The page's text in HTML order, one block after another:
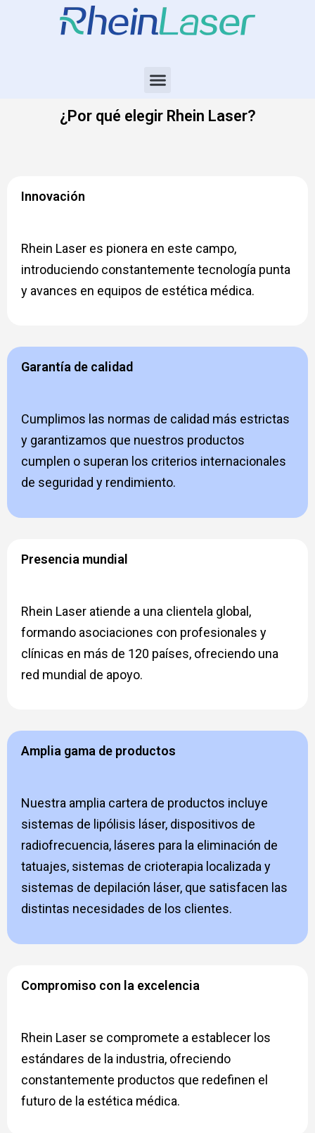
¿Por qué elegir Rhein Laser?
Innovación
Rhein Laser es pionera en este campo,
introduciendo constantemente tecnología punta
y avances en equipos de estética médica.
Garantía de calidad
Cumplimos las normas de calidad más estrictas
y garantizamos que nuestros productos
cumplen o superan los criterios internacionales
de seguridad y rendimiento.
Presencia mundial
Rhein Laser atiende a una clientela global,
formando asociaciones con profesionales y
clínicas en más de 120 países, ofreciendo una
red mundial de apoyo.
Amplia gama de productos
Nuestra amplia cartera de productos incluye
sistemas de lipólisis láser, dispositivos de
radiofrecuencia, láseres para la eliminación de
tatuajes, sistemas de crioterapia localizada y
sistemas de depilación láser, que satisfacen las
distintas necesidades de los clientes.
Compromiso con la excelencia
Rhein Laser se compromete a establecer los
estándares de la industria, ofreciendo
constantemente productos que redefinen el
futuro de la estética médica.